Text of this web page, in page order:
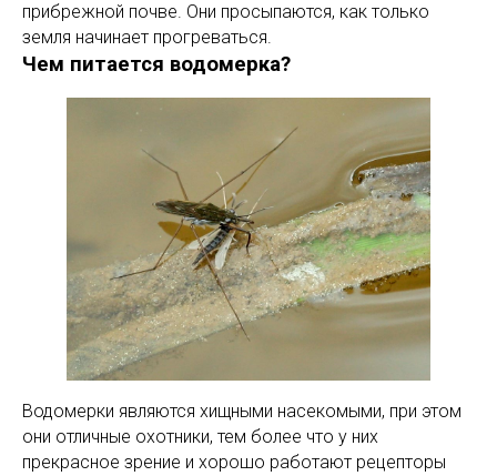
прибрежной почве. Они просыпаются, как только
земля начинает прогреваться.
Чем питается водомерка?
Водомерки являются хищными насекомыми, при этом
они отличные охотники, тем более что у них
прекрасное зрение и хорошо работают рецепторы